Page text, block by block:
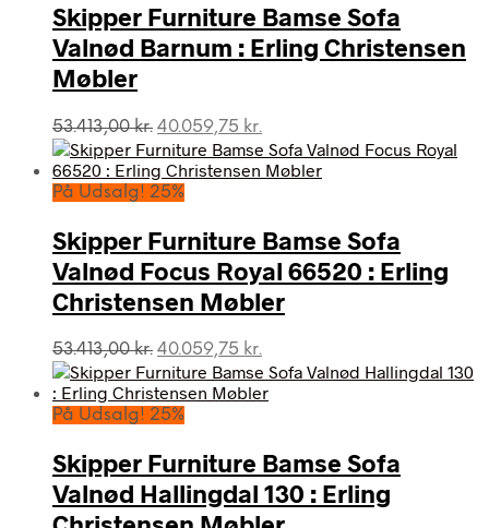
Skipper Furniture Bamse Sofa
Valnød Barnum : Erling Christensen
Møbler
53.413,00kr. Den
oprindelige
pris
var:
40.059,75 kr.
aktuelle
pris
På Udsalg! 25%
Skipper Furniture Bamse Sofa
Valnød Focus Royal 66520 : Erling
Christensen Møbler
53.413,00kr. Den
oprindelige
pris
var:
40.059,75 kr.
aktuelle
pris
På Udsalg! 25%
Skipper Furniture Bamse Sofa
Valnød Hallingdal 130 : Erling